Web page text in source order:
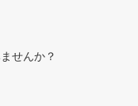
せんか？